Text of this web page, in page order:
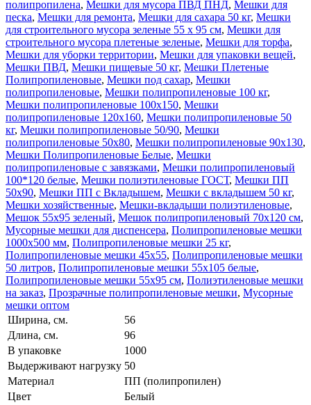
полипропилена, Мешки для мусора ПВД ПНД, Мешки для
песка, Мешки для ремонта, Мешки для сахара 50 кг, Мешки
для строительного мусора зеленые 55 х 95 см, Мешки для
строительного мусора плетеные зеленые, Мешки для торфа,
Мешки для уборки территории, Мешки для упаковки вещей,
Мешки ПВД, Мешки пищевые 50 кг, Мешки Плетеные
Полипропиленовые, Мешки под сахар, Мешки
полипропиленовые, Мешки полипропиленовые 100 кг,
Мешки полипропиленовые 100x150, Мешки
полипропиленовые 120х160, Мешки полипропиленовые 50
кг, Мешки полипропиленовые 50/90, Мешки
полипропиленовые 50x80, Мешки полипропиленовые 90x130,
Мешки Полипропиленовые Белые, Мешки
полипропиленовые с завязками, Мешки полипропиленовый
100*120 белые, Мешки полиэтиленовые ГОСТ, Мешки ПП
50х90, Мешки ПП с Вкладышем, Мешки с вкладышем 50 кг,
Мешки хозяйственные, Мешки-вкладыши полиэтиленовые,
Мешок 55х95 зеленый, Мешок полипропиленовый 70x120 см,
Мусорные мешки для диспенсера, Полипропиленовые мешки
1000х500 мм, Полипропиленовые мешки 25 кг,
Полипропиленовые мешки 45х55, Полипропиленовые мешки
50 литров, Полипропиленовые мешки 55x105 белые,
Полипропиленовые мешки 55x95 см, Полиэтиленовые мешки
на заказ, Прозрачные полипропиленовые мешки, Мусорные
мешки оптом
Ширина, см.
56
Длина, см.
96
В упаковке
1000
Выдерживают нагрузку 50
Материал
ПП (полипропилен)
Цвет
Белый